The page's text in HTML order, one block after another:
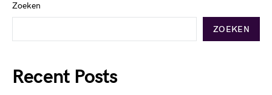
Zoeken
ZOEKEN
Recent Posts